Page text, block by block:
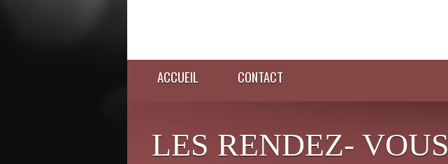
ACCUEIL CONTACT
LES RENDEZ-